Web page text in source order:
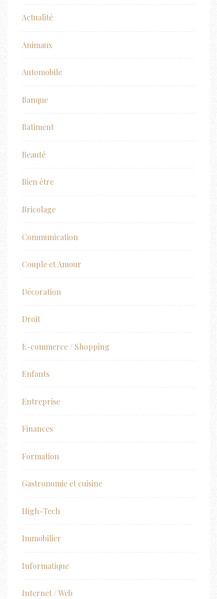
Actualité
Animaux
Automobile
Banque
Batiment
Beauté
Bien être
Bricolage
Communication
Couple et Amour
Décoration
Droit
E-commerce / Shopping
Enfants
Entreprise
Finances
Formation
Gastronomie et cuisine
High-Tech
Immobilier
Informatique
Internet / Web